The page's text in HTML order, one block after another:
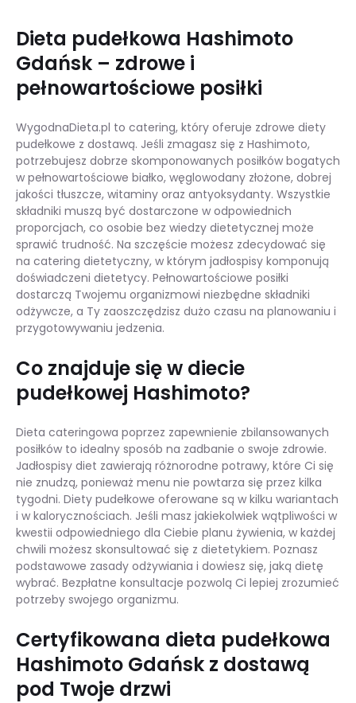
Dieta pudełkowa Hashimoto
Gdańsk – zdrowe i
pełnowartościowe posiłki
WygodnaDieta.pl to catering, który oferuje zdrowe diety
pudełkowe z dostawą. Jeśli zmagasz się z Hashimoto,
potrzebujesz dobrze skomponowanych posiłków bogatych
w pełnowartościowe białko, węglowodany złożone, dobrej
jakości tłuszcze, witaminy oraz antyoksydanty. Wszystkie
składniki muszą być dostarczone w odpowiednich
proporcjach, co osobie bez wiedzy dietetycznej może
sprawić trudność. Na szczęście możesz zdecydować się
na catering dietetyczny, w którym jadłospisy komponują
doświadczeni dietetycy. Pełnowartościowe posiłki
dostarczą Twojemu organizmowi niezbędne składniki
odżywcze, a Ty zaoszczędzisz dużo czasu na planowaniu i
przygotowywaniu jedzenia.
Co znajduje się w diecie
pudełkowej Hashimoto?
Dieta cateringowa poprzez zapewnienie zbilansowanych
posiłków to idealny sposób na zadbanie o swoje zdrowie.
Jadłospisy diet zawierają różnorodne potrawy, które Ci się
nie znudzą, ponieważ menu nie powtarza się przez kilka
tygodni. Diety pudełkowe oferowane są w kilku wariantach
i w kalorycznościach. Jeśli masz jakiekolwiek wątpliwości w
kwestii odpowiedniego dla Ciebie planu żywienia, w każdej
chwili możesz skonsultować się z dietetykiem. Poznasz
podstawowe zasady odżywiania i dowiesz się, jaką dietę
wybrać. Bezpłatne konsultacje pozwolą Ci lepiej zrozumieć
potrzeby swojego organizmu.
Certyfikowana dieta pudełkowa
Hashimoto Gdańsk z dostawą
pod Twoje drzwi